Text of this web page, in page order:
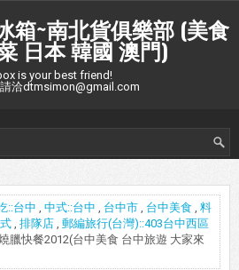
箱~南北貨俱樂部 (美食
日本 韓國 澳門)
is your best friend!
洽dtmsimon@gmail.com
::台中 , 中式::台中 , 台中市 , 台中美食 , 料
, 排隊店 , 郵編旅行(台灣)::403台中西區
臘快餐2012(台中美食 台中旅遊 大家來